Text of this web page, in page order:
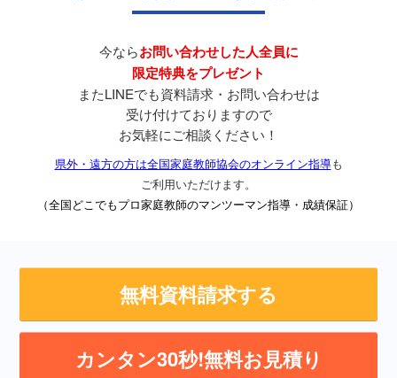
今ならお問い合わせした人全員に
限定特典をプレゼント
またLINEでも資料請求・お問い合わせは
受け付けておりますので
お気軽にご相談ください！
県外・遠方の方は全国家庭教師協会のオンライン指導も
ご利用いただけます。
（全国どこでもプロ家庭教師のマンツーマン指導・成績保証）
無料資料請求する
カンタン30秒!無料お見積り